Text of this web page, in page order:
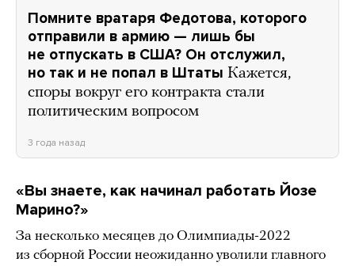
Помните вратаря Федотова, которого
отправили в армию — лишь бы
не отпускать в США? Он отслужил,
но так и не попал в Штаты Кажется,
споры вокруг его контракта стали
политическим вопросом
3 года назад
«Вы знаете, как начинал работать Йозе
Марино?»
За несколько месяцев до Олимпиады-2022
из сборной России неожиданно уволили главного